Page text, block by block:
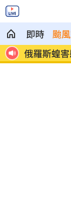
即時 颱
勝 俄羅斯蝗